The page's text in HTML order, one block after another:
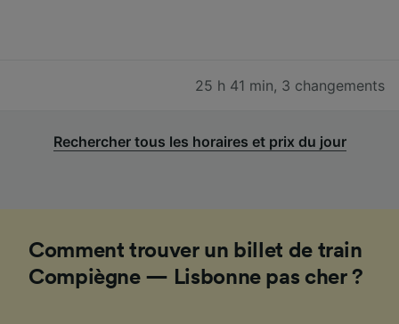
25 h 41 min, 3 changements
Rechercher tous les horaires et prix du jour
Comment trouver un billet de train
Compiègne — Lisbonne pas cher ?